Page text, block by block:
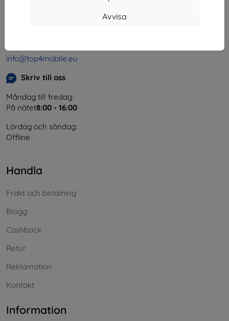
Avvisa
Momsregistreringsnummer:SK2023549671
info@top4mobile.eu
Skriv till oss
Måndag till fredag:
På nätet8:00 - 16:00
Lördag och söndag:
Offline
Handla
Frakt och betalning
Blogg
Cashback
Retur
Reklamation
Kontakt
Information